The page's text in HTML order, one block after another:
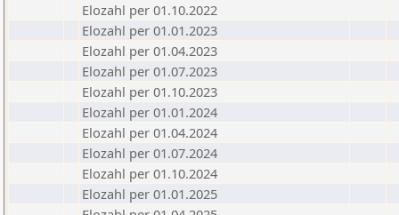
Elozahl per 01.10.2022
Elozahl per 01.01.2023
Elozahl per 01.04.2023
Elozahl per 01.07.2023
Elozahl per 01.10.2023
Elozahl per 01.01.2024
Elozahl per 01.04.2024
Elozahl per 01.07.2024
Elozahl per 01.10.2024
Elozahl per 01.01.2025